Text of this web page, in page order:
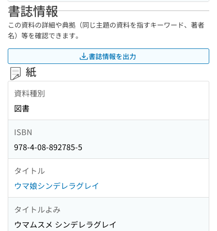
書誌情報
この資料の詳細や典拠（同じ主題の資料を指すキーワード、著者
名）等を確認できます。
書誌情報を出力
紙
資料種別
図書
ISBN
978-4-08-892785-5
タイトル
ウマ娘シンデレラグレイ
タイトルよみ
ウマムスメ シンデレラグレイ